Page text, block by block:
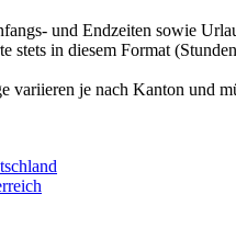
und Endzeiten sowie
stets in diesem Format
variieren je nach Kanton und